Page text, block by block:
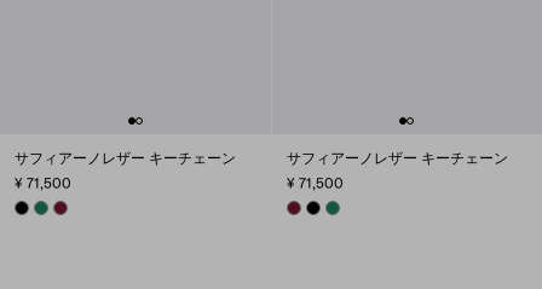
サフィアーノレザー キーチェーン
¥ 71,500
BLACKEMERALD GREEN
BURGUNDY
サフィアーノレザー キーチェーン
¥ 71,500
BURGUNDY
BLACKEMERALD GREEN